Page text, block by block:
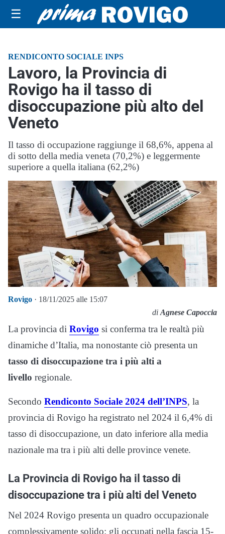
☰
RENDICONTO SOCIALE INPS
Lavoro, la Provincia di
Rovigo ha il tasso di
disoccupazione più alto del
Veneto
Il tasso di occupazione raggiunge il 68,6%, appena al
di sotto della media veneta (70,2%) e leggermente
superiore a quella italiana (62,2%)
Rovigo · 18/11/2025 alle 15:07
di Agnese Capoccia
La provincia di Rovigo si conferma tra le realtà più
dinamiche d’Italia, ma nonostante ciò presenta un
tasso di disoccupazione tra i più alti a
livello regionale.
Secondo Rendiconto Sociale 2024 dell’INPS, la
provincia di Rovigo ha registrato nel 2024 il 6,4% di
tasso di disoccupazione, un dato inferiore alla media
nazionale ma tra i più alti delle province venete.
La Provincia di Rovigo ha il tasso di
disoccupazione tra i più alti del Veneto
Nel 2024 Rovigo presenta un quadro occupazionale
complessivamente solido: gli occupati nella fascia 15-